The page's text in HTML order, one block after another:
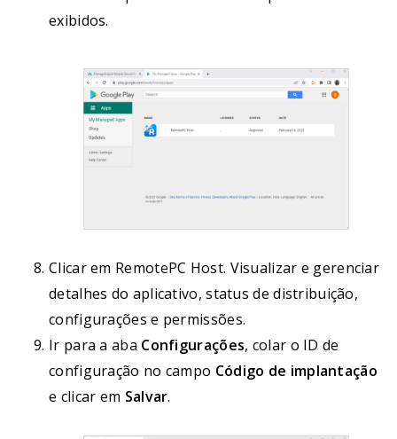
exibidos.
Clicar em RemotePC Host. Visualizar e gerenciar
detalhes do aplicativo, status de distribuição,
configurações e permissões.
Ir para a aba Configurações, colar o ID de
configuração no campo Código de implantação
e clicar em Salvar.